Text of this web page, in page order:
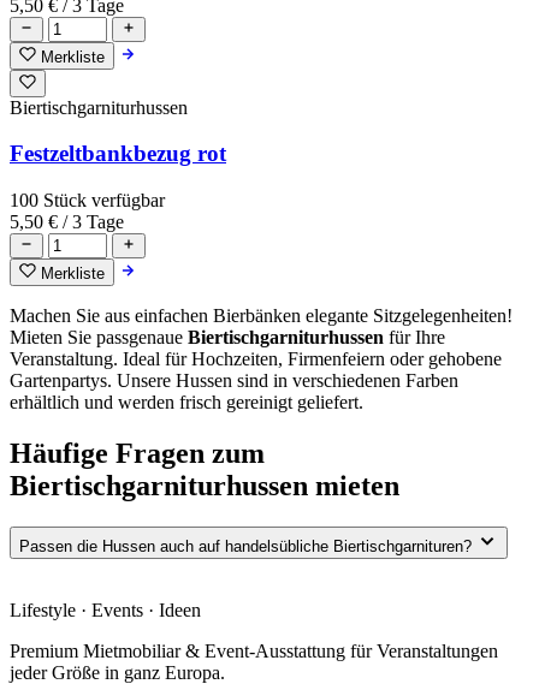
5,50 € / 3 Tage
Merkliste
Biertischgarniturhussen
Festzeltbankbezug rot
100 Stück verfügbar
5,50 € / 3 Tage
Merkliste
Machen Sie aus einfachen Bierbänken elegante Sitzgelegenheiten!
Mieten Sie passgenaue Biertischgarniturhussen für Ihre
Veranstaltung. Ideal für Hochzeiten, Firmenfeiern oder gehobene
Gartenpartys. Unsere Hussen sind in verschiedenen Farben
erhältlich und werden frisch gereinigt geliefert.
Häufige Fragen zum
Biertischgarniturhussen mieten
Passen die Hussen auch auf handelsübliche Biertischgarnituren?
Lifestyle · Events · Ideen
Premium Mietmobiliar & Event-Ausstattung für Veranstaltungen
jeder Größe in ganz Europa.